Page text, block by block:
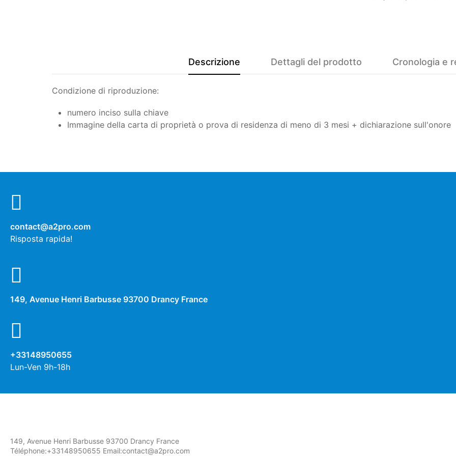
Descrizione Dettagli del prodotto Cronologia e
Condizione di riproduzione:
numero inciso sulla chiave
Immagine della carta di proprietà o prova di residenza di meno di 3 mesi + dichiarazione sull'onore
contact@a2pro.com
Risposta rapida!
149, Avenue Henri Barbusse 93700 Drancy France
+33148950655
Lun-Ven 9h-18h
149, Avenue Henri Barbusse 93700 Drancy France
Téléphone:+33148950655 Email:contact@a2pro.com